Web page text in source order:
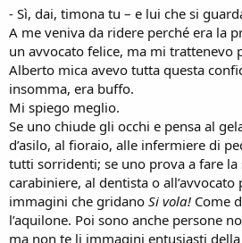
- Sì, dai, timona tu – e lui che si
A me veniva da ridere perché era la
un avvocato felice, ma mi trattenevo
Alberto mica avevo tutta questa
insomma, era buffo.
Mi spiego meglio.
Se uno chiude gli occhi e pensa al
d’asilo, al fioraio, alle infermiere di
tutti sorridenti; se uno prova a fare la
carabiniere, al dentista o
immagini che gridano Si vola! Come
l’aquilone. Poi sono anche persone
ma non te li immagini entusiasti